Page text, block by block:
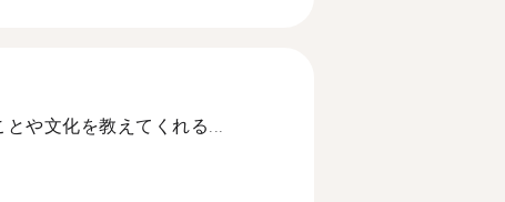
や文化を教えてくれる...